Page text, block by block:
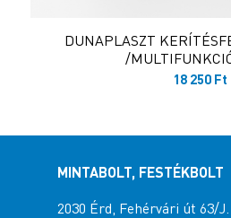
DUNAPLASZT
/
18 250 Ft
MINTABOLT, FESTÉKBOLT
2030 Érd, Fehérvári út 63/J.